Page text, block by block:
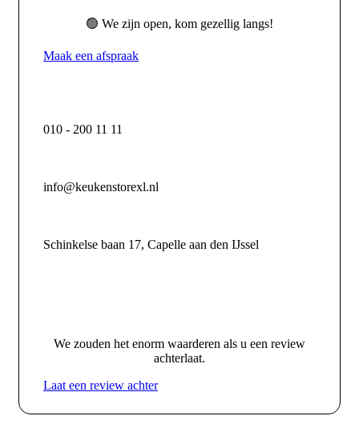
🟢 We zijn open, kom gezellig langs!
Maak een afspraak
010 - 200 11 11
info@keukenstorexl.nl
Schinkelse baan 17, Capelle aan den IJssel
We zouden het enorm waarderen als u een review
achterlaat.
Laat een review achter